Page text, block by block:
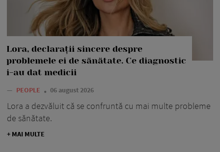
Lora, declarații sincere despre
problemele ei de sănătate. Ce diagnostic
i-au dat medicii
— PEOPLE 06 august 2026
Lora a dezvăluit că se confruntă cu mai multe probleme
de sănătate.
+ MAI MULTE